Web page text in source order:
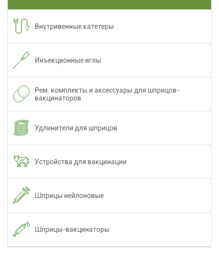
Внутривенные катетеры
Инъекционные иглы
Рем. комплекты и аксессуары для шприцов-
вакцинаторов
Удлинители для шприцов
Устройства для вакцинации
Шприцы нейлоновые
Шприцы-вакцинаторы